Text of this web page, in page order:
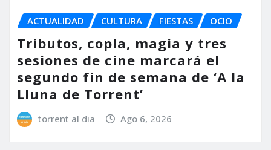
ACTUALIDAD CULTURA FIESTAS OCIO
Tributos, copla, magia y tres
sesiones de cine marcará el
segundo fin de semana de ‘A la
Lluna de Torrent’
torrent al dia Ago 6, 2026